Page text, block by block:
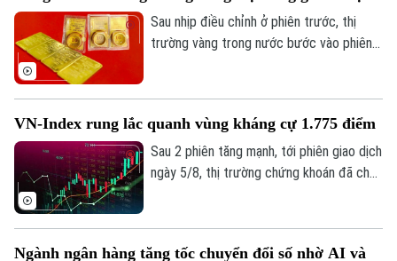
Chuyên mục
Sau nhịp điều chỉnh ở phiên trước, thị
trường vàng trong nước bước vào phiên
hơn cả giá vàng miếng SJC 1,4 triệu
đồng/lượng.
VN-Index rung lắc quanh vùng kháng cự 1.775 điểm
Sau 2 phiên tăng mạnh, tới phiên giao dịch
ngày 5/8, thị trường chứng khoán đã cho
giao dịch, VN-index giảm 0,77 điểm
Ngành ngân hàng tăng tốc chuyển đổi số nhờ AI và